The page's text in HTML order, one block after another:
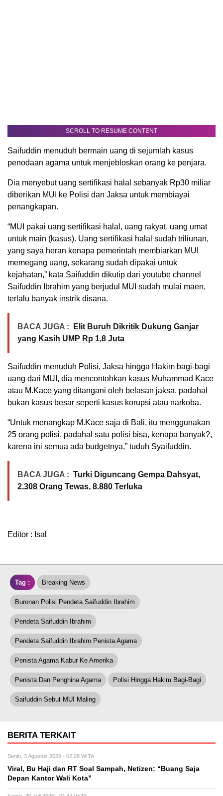
SCROLL TO RESUME CONTENT
Saifuddin menuduh bermain uang di sejumlah kasus
penodaan agama untuk menjebloskan orang ke penjara.
Dia menyebut uang sertifikasi halal sebanyak Rp30 miliar
diberikan MUI ke Polisi dan Jaksa untuk membiayai
penangkapan.
“MUI pakai uang sertifikasi halal, uang rakyat, uang umat
untuk main (kasus). Uang sertifikasi halal sudah triliunan,
yang saya heran kenapa pemerintah membiarkan MUI
memegang uang, sekarang sudah dipakai untuk
kejahatan,” kata Saifuddin dikutip dari youtube channel
Saifuddin Ibrahim yang berjudul MUI sudah mulai maen,
terlalu banyak instrik disana.
BACA JUGA :
Elit Buruh Dikritik Dukung Ganjar
yang Kasih UMP Rp 1,8 Juta
Saifuddin menuduh Polisi, Jaksa hingga Hakim bagi-bagi
uang dari MUI, dia mencontohkan kasus Muhammad Kace
atau M.Kace yang ditangani oleh belasan jaksa, padahal
bukan kasus besar seperti kasus korupsi atau narkoba.
“Untuk menangkap M.Kace saja di Bali, itu menggunakan
25 orang polisi, padahal satu polisi bisa, kenapa banyak?,
karena ini semua ada budgetnya,” tuduh Syaifuddin.
BACA JUGA : Turki Diguncang Gempa Dahsyat,
2.308 Orang Tewas, 8.880 Terluka
Editor : Isal
Tag : Breaking News
Buronan Polisi Pendeta Saifuddin Ibrahim
Pendeta Saifuddin Ibrahim
Pendeta Saifuddin Ibrahim Penista Agama
Penista Agama Kabur Ke Amerika
Penista Dan Penghina Agama Polisi Hingga Hakim Bagi-Bagi
Saifuddin Sebut MUI Maling
BERITA TERKAIT
Senin, 3 Agustus 2026 - 02:28 WITA
Viral, Bu Haji dan RT Soal Sampah, Netizen: “Buang Saja
Depan Kantor Wali Kota”